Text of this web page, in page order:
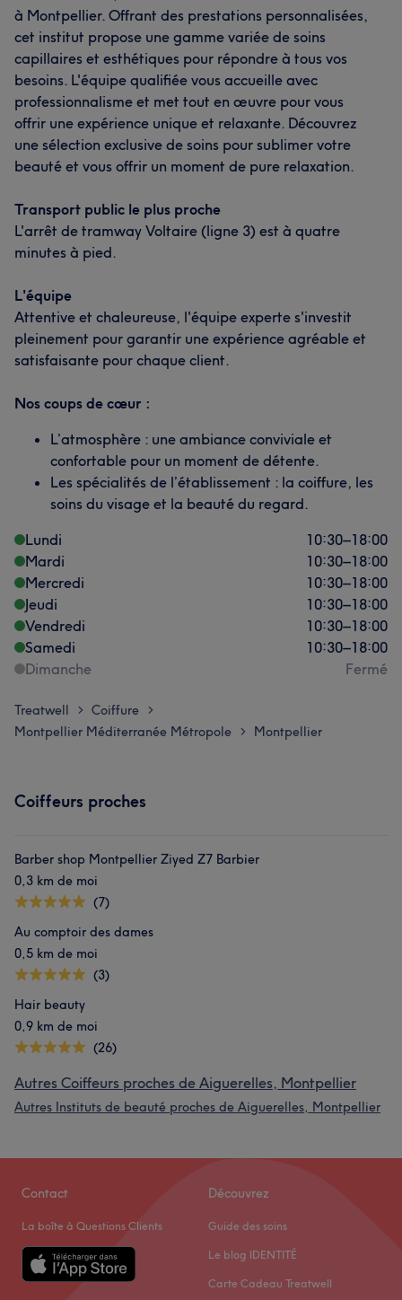
à Montpellier. Offrant des prestations personnalisées,
cet institut propose une gamme variée de soins
capillaires et esthétiques pour répondre à tous vos
besoins. L'équipe qualifiée vous accueille avec
professionnalisme et met tout en œuvre pour vous
offrir une expérience unique et relaxante. Découvrez
une sélection exclusive de soins pour sublimer votre
beauté et vous offrir un moment de pure relaxation.
Transport public le plus proche
L'arrêt de tramway Voltaire (ligne 3) est à quatre
minutes à pied.
L'équipe
Attentive et chaleureuse, l'équipe experte s'investit
pleinement pour garantir une expérience agréable et
satisfaisante pour chaque client.
Nos coups de cœur :
L’atmosphère : une ambiance conviviale et
confortable pour un moment de détente.
Les spécialités de l’établissement : la coiffure, les
soins du visage et la beauté du regard.
Lundi
10:30–18:00
Mardi
10:30–18:00
Mercredi
10:30–18:00
Jeudi
10:30–18:00
Vendredi
10:30–18:00
Samedi
10:30–18:00
Dimanche
Fermé
Treatwell > Coiffure >
Montpellier Méditerranée Métropole > Montpellier
Coiffeurs proches
Barber shop Montpellier Ziyed Z7 Barbier
0,3 km de moi
(7)
Au comptoir des dames
0,5 km de moi
(3)
Hair beauty
0,9 km de moi
(26)
Autres Coiffeurs proches de Aiguerelles, Montpellier
Autres Instituts de beauté proches de Aiguerelles, Montpellier
Contact
La boîte à Questions Clients
Découvrez
Guide des soins
Le blog IDENTITÉ
Carte Cadeau Treatwell